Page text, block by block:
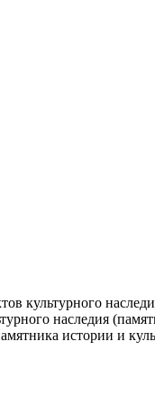
культурного
наследия
истории и